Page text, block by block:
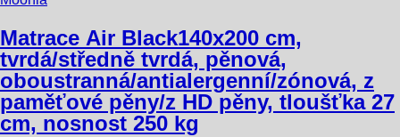
Matrace Air Black140x200 cm,
tvrdá/středně tvrdá, pěnová,
oboustranná/antialergenní/zónová, z
paměťové pěny/z HD pěny, tloušťka 27
cm, nosnost 250 kg